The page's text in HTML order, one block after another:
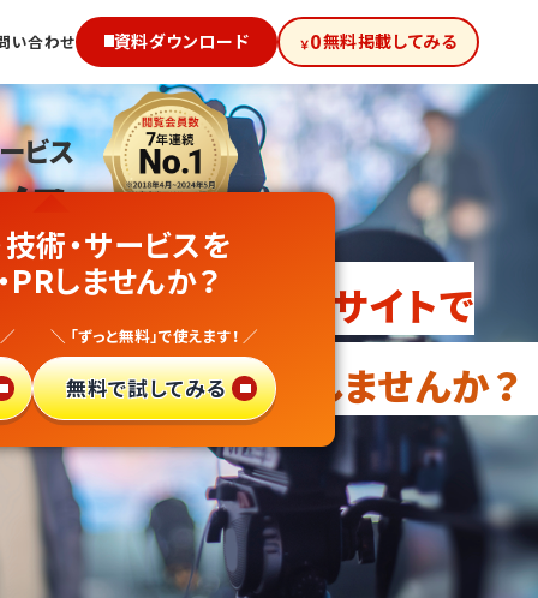
い合わせ 資料ダウンロード ￥0無料掲載してみる
ビス
!
社向け無料PRサイトで
業種参入 しませんか？
術・サービスを
しませんか？
＼ 「ずっと無料」で使えます！ ／
無料で試してみる